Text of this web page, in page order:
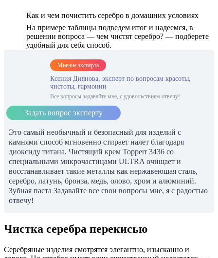
Как и чем почистить серебро в домашних условиях
На примере таблицы подведем итог и надеемся, в
решении вопроса — чем чистят серебро? — подберете
удобный для себя способ.
Мнение эксперта
Ксения Диянова, эксперт по вопросам красоты,
чистоты, гармонии
Все вопросы задавайте мне, с удовольствием отвечу!
Задать вопрос эксперту
Это самый необычный и безопасный для изделий с
камнями способ мгновенно стирает налет благодаря
диоксиду титана. Чистящий крем Topperr 3436 со
специальными микрочастицами ULTRA очищает и
восстанавливает такие металлы как нержавеющая сталь,
серебро, латунь, бронза, медь, олово, хром и алюминий.
Зубная паста Задавайте все свои вопросы мне, я с радостью
отвечу!
Чистка серебра перекисью
Серебряные изделия смотрятся элегантно, изысканно и